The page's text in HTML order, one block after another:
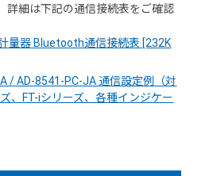
詳細は下記の通信接続表をご確認
量器 Bluetooth通信接続表 [232K
/ AD-8541-PC-JA 通信設定例（対
、FT-iシリーズ、各種インジケー